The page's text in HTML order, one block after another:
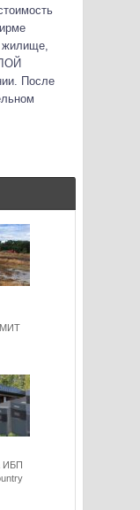
жилище,
После
МИТ
ИБП